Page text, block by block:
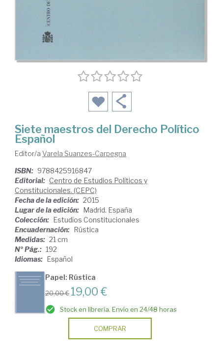
Siete maestros del Derecho Político
Español
Editor/a Varela Suanzes-Carpegna
ISBN: 9788425916847
Editorial: Centro de Estudios Políticos y
Constitucionales. (CEPC)
Fecha de la edición: 2015
Lugar de la edición: Madrid. España
Colección: Estudios Constitucionales
Encuadernación: Rústica
Medidas: 21 cm
Nº Pág.: 192
Idiomas: Español
Papel: Rústica
20,00 € 19,00 €
Stock en librería. Envío en 24/48 horas
COMPRAR